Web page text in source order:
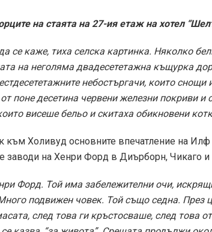
индианец има апартамент на третия етаж
на покрив. Кучетата също ходят по тези
кучета, разождащи се по покривите на
Америка”:
по домовете си, без да ни докосват, пъргаво
пощенски картички от Гранд Каньон.